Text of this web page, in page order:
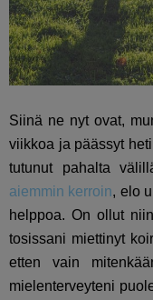
Siinä ne nyt ovat,
viikkoa ja päässyt
tutunut pahalta
aiemmin kerroin, elo
helppoa. On ollut
tosissani miettinyt
etten vain
mielenterveyteni